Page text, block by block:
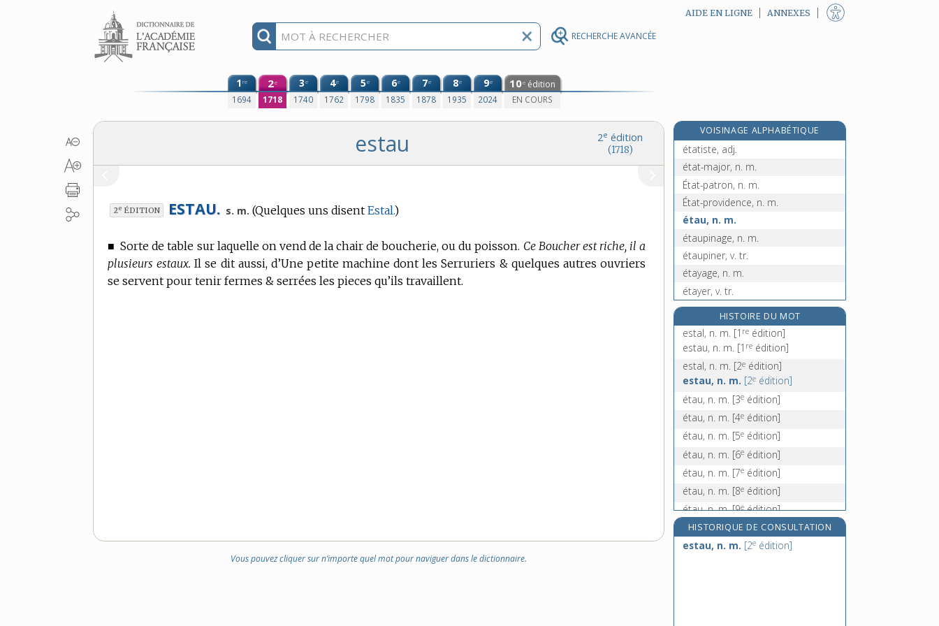
RECHERCHE AVANCÉE
Aller au contenu AIDE EN LIGNE ANNEXES
1re
1694
2e
1718
3e
1740
4e
1762
5e
1798
6e
1835
7e
1878
8e
1935
9e
2024
10e édition
EN COURS
2e édition
(1718)
estau
2e ÉDITION ESTAU. s. m. (Quelques uns disent Estal.)
■Sorte de table sur laquelle on vend de la chair de boucherie, ou du poisson. Ce Boucher est riche, il a
plusieurs estaux. Il se dit aussi, d’Une petite machine dont les Serruriers & quelques autres ouvriers
se servent pour tenir fermes & serrées les pieces qu’ils travaillent.
Vous pouvez cliquer sur n’importe quel mot pour naviguer dans le dictionnaire.
VOISINAGE ALPHABÉTIQUE
étatisme, n. m.
étatiste, adj.
état-major, n. m.
État-patron, n. m.
État-providence, n. m.
étau, n. m.
étaupinage, n. m.
étaupiner, v. tr.
étayage, n. m.
étayer, v. tr.
etc.
et caetera, loc.
et cetera, loc.
été, n. m.
éteignoir, n. m.
HISTOIRE DU MOT
estal, n. m. [1 re édition]
estau, n. m. [1 re édition]
estal, n. m. [2e édition]
estau, n. m. [2e édition]
étau, n. m. [3e édition]
étau, n. m. [4e édition]
étau, n. m. [5e édition]
étau, n. m. [6e édition]
étau, n. m. [7e édition]
étau, n. m. [8e édition]
étau, n. m.[9eédition]
HISTORIQUE DE CONSULTATION
estau, n. m. [2e édition]